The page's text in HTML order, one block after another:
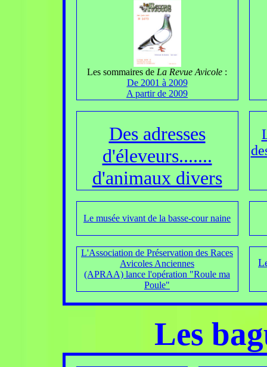
Les sommaires de La Revue Avicole :
De 2001 à 2009
A partir de 2009
Des adresses
d'éleveurs.......
d'animaux divers
Le musée vivant de la basse-cour naine
L'Association de Préservation des Races
Avicoles Anciennes
(APRAA) lance l'opération "Roule ma
Poule"
Les